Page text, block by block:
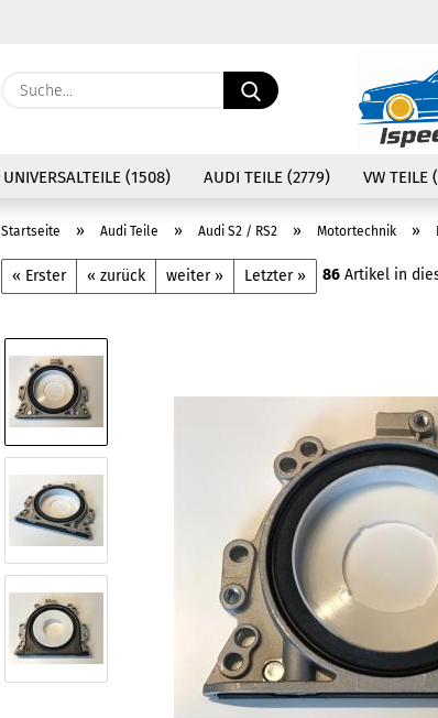
Suche...
UNIVERSALTEILE (1508) AUDI TEILE (2779) VW TEILE
Startseite » Audi Teile » Audi S2 / RS2 » Motortechnik »
« Erster « zurück weiter » Letzter » 86 Artikel in